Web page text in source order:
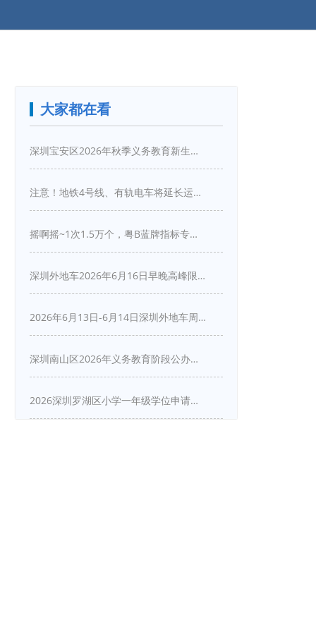
大家都在看
深圳宝安区2026年秋季义务教育新生入学指引
注意！地铁4号线、有轨电车将延长运营服务！
摇啊摇~1次1.5万个，粤B蓝牌指标专项摇号又来啦！
深圳外地车2026年6月16日早晚高峰限行详情
2026年6月13日-6月14日深圳外地车周末限行吗
深圳南山区2026年义务教育阶段公办学校新生入学申请指南
2026深圳罗湖区小学一年级学位申请指南